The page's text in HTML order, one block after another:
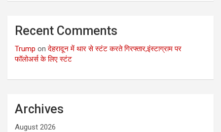
Recent Comments
Trump onदेहरादून में थार से स्टंट करते गिरफ्तार,इंस्टाग्राम पर
फॉलोअर्स के लिए स्टंट
Archives
August 2026